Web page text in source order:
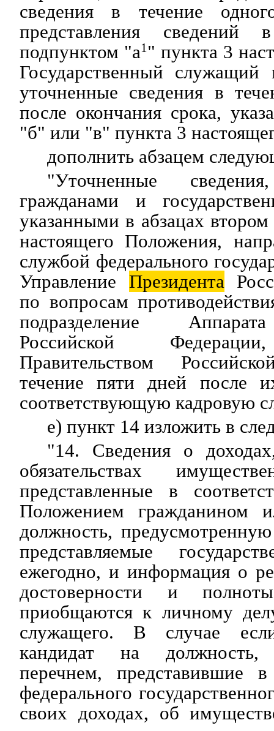
сведения в течение
представления сведений
подпунктом "а1 " пункта 3
Государственный служащий
уточненные сведения в
после окончания срока,
"б" или "в" пункта 3
дополнить абзацем
"Уточненные
гражданами и
указанными в абзацах
настоящего Положения,
службой федерального
Управление Президента
по вопросам
подразделение
Российской
Правительством
течение пяти дней после
соответствующую кадровую
е) пункт 14 изложить в
"14. Сведения о
обязательствах
представленные в
Положением гражданином
должность,
представляемые
ежегодно, и информация о
достоверности и
приобщаются к личному
служащего. В случае
кандидат на должность,
перечнем, представившие
федерального
своих доходах, об